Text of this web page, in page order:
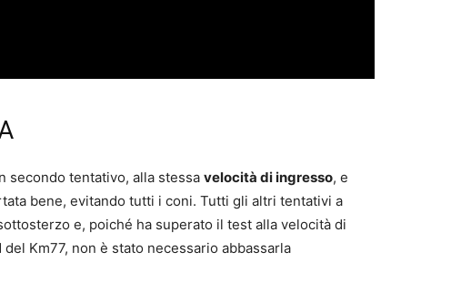
secondo tentativo, alla stessa velocità di ingresso, e
bene, evitando tutti i coni. Tutti gli altri tentativi a
e, poiché ha superato il test alla velocità di
Km77, non è stato necessario abbassarla